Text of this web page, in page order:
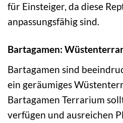
für Einsteiger, da diese
anpassungsfähig sind.
Bartagamen:
Bartagamen sind
ein geräumiges
Bartagamen Terrarium
verfügen und ausreichen